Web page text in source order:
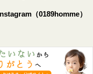
（0189homme）